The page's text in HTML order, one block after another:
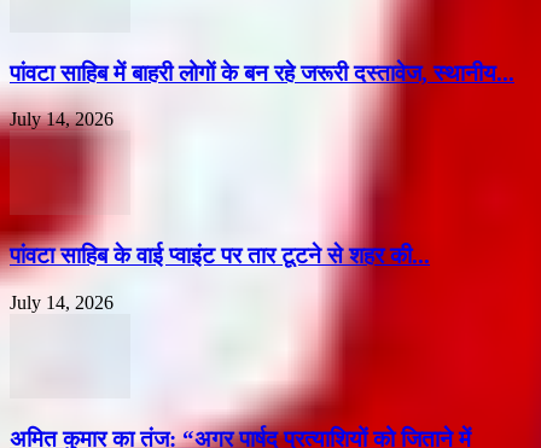
पांवटा साहिब में बाहरी लोगों के बन रहे जरूरी दस्तावेज, स्थानीय...
July 14, 2026
पांवटा साहिब के वाई प्वाइंट पर तार टूटने से शहर की...
July 14, 2026
अमित कुमार का तंज: “अगर पार्षद प्रत्याशियों को जिताने में